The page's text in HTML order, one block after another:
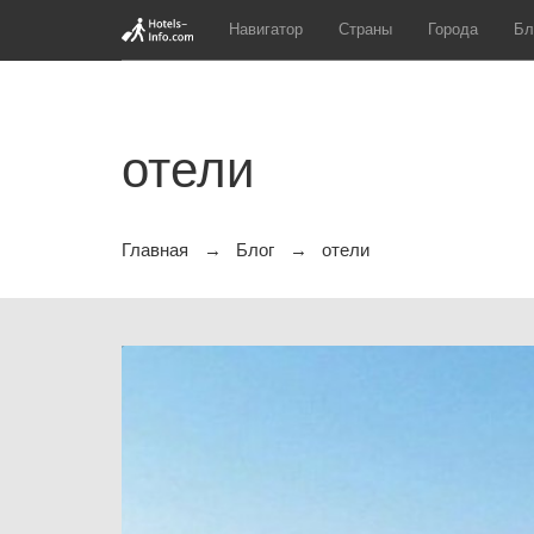
Навигатор Страны Города
отели
Главная Блог отели